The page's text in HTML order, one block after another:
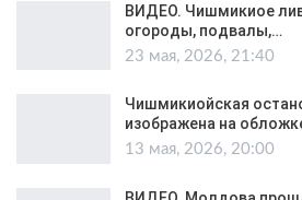
ВИДЕО. Чишмикиое
огороды, подвалы,…
23 мая, 2026, 21:40
Чишмикиойская
изображена на
13 мая, 2026, 20:00